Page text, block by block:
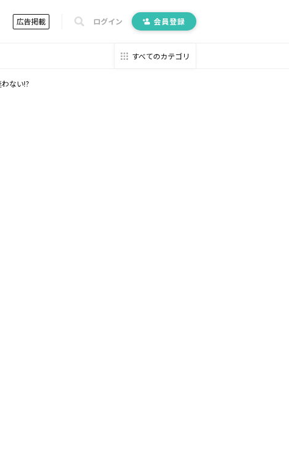
広告掲載 ログイン 会員登録
すべてのカテゴリ
ない!?